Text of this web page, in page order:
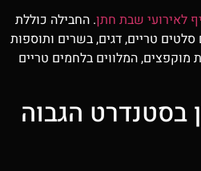
לאירועי שבת חתן. החבילה כוללת
טריים, דגים, בשרים ותוספות
מוקפצים, המלווים בלחמים טריים
בסטנדרט הגבוה